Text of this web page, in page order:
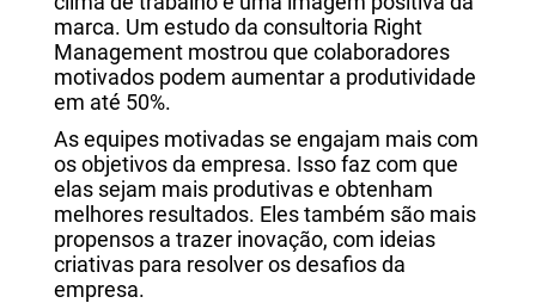
marca. Um estudo da consultoria Right
Management mostrou que colaboradores
motivados podem aumentar a produtividade
em até 50%.
As equipes motivadas se engajam mais com
os objetivos da empresa. Isso faz com que
elas sejam mais produtivas e obtenham
melhores resultados. Eles também são mais
propensos a trazer inovação, com ideias
criativas para resolver os desafios da
empresa.